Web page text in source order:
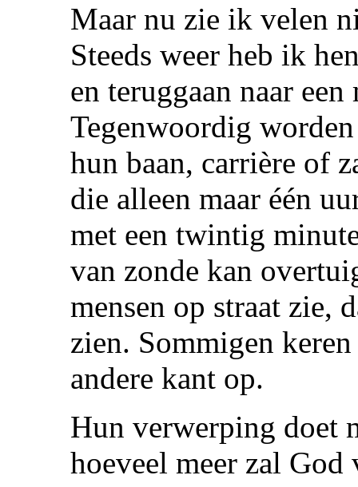
Maar nu zie ik velen
Steeds weer heb ik
en teruggaan naar
Tegenwoordig
hun baan, carrière of
die alleen maar één
met een twintig
van zonde kan
mensen op straat zie,
zien. Sommigen
andere kant op.
Hun verwerping doet
hoeveel meer zal